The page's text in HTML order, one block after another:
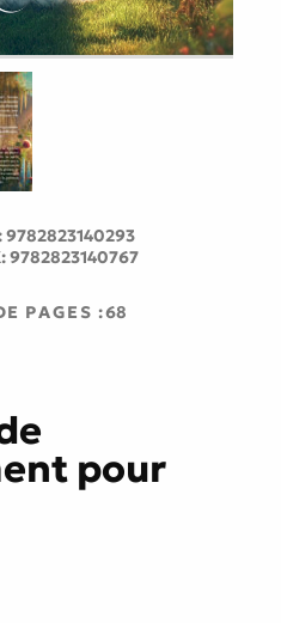
9782823140293
9782823140767
PAGES :68
pour